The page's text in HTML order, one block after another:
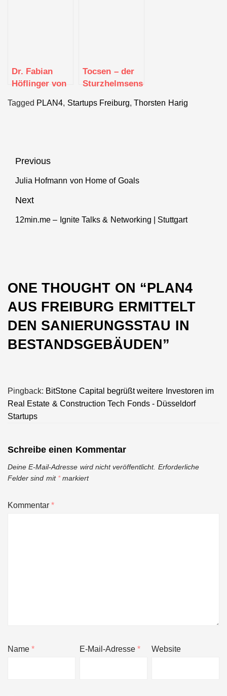
Dr. Fabian
Höflinger von
Freiburg im
Tocsen – der
Sturzhelmsensor
ruft, wenn Du
Tagged PLAN4, Startups Freiburg,Thorsten Harig
Beitragsnavigation
Previous
Previous
Julia Hofmann von Home of Goals
Next
Next
12min.me – Ignite Talks & Networking | Stuttgart
ONE THOUGHT ON “PLAN4
AUS FREIBURG ERMITTELT
DEN SANIERUNGSSTAU IN
BESTANDSGEBÄUDEN”
Pingback: BitStone Capital begrüßt weitere Investoren im
Real Estate & Construction Tech Fonds - Düsseldorf
Startups
Schreibe einen Kommentar
Deine E-Mail-Adresse wird nicht veröffentlicht. Erforderliche
Felder sind mit *markiert
Kommentar*
Name* E-Mail-Adresse* Website